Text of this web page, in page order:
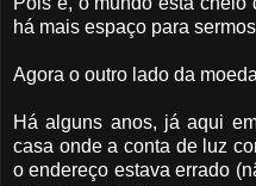
há mais espaço para
Agora o outro lado da
Há alguns anos, já aqui
casa onde a conta de luz
o endereço estava errado